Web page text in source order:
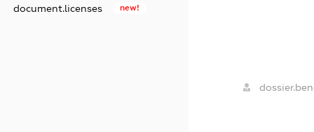
document.licenses new!